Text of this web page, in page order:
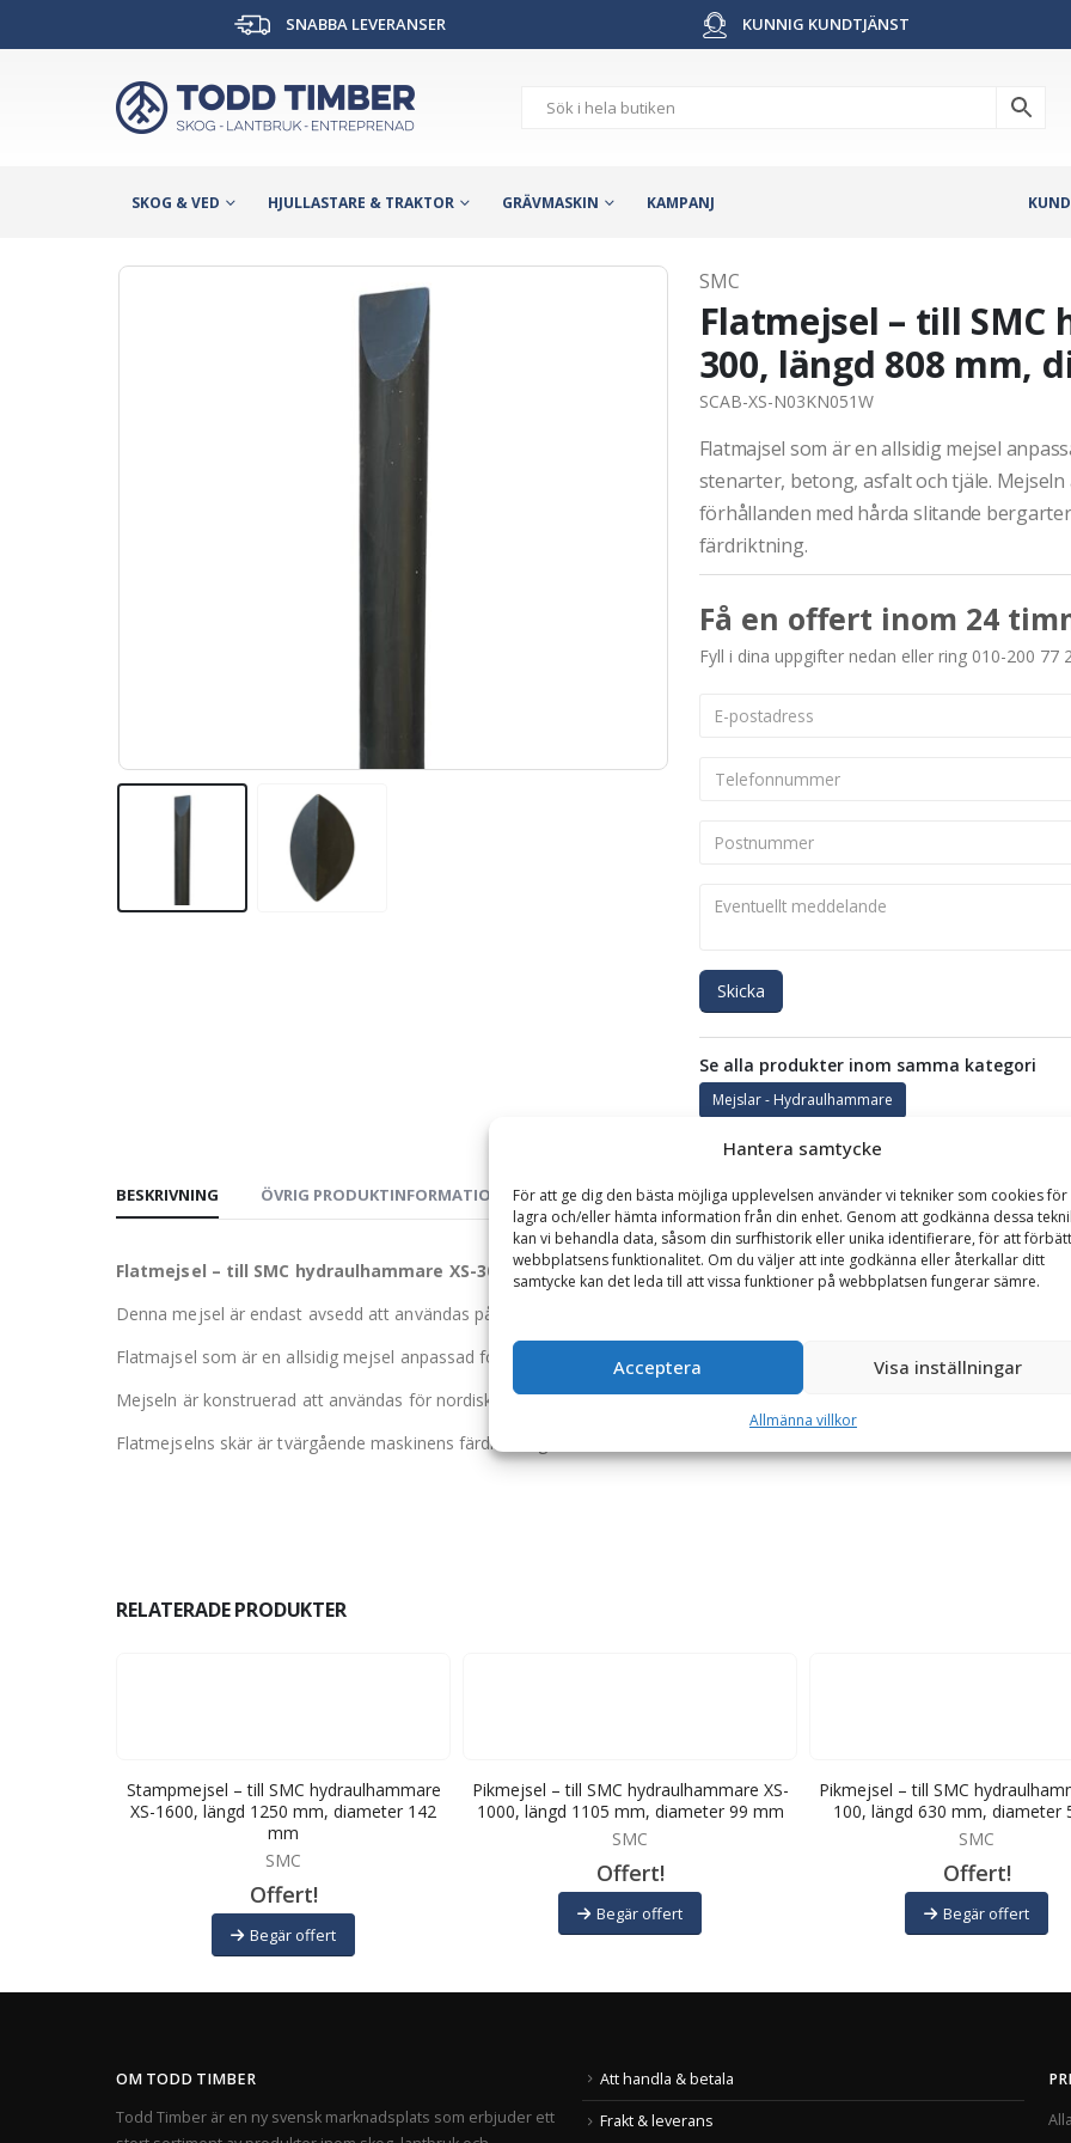
Hantera samtycke
För att ge dig den bästa möjliga upplevelsen använder vi tekniker som cookies
lagra och/eller hämta information från din enhet. Genom att godkänna dessa
kan vi behandla data, såsom din surfhistorik eller unika identifierare, för att
webbplatsens funktionalitet. Om du väljer att inte godkänna eller återkallar ditt
samtycke kan det leda till att vissa funktioner på webbplatsen fungerar sämre.
Acceptera Visa inställningar
Allmänna villkor
SNABBA LEVERANSER KUNNIG KUNDTJÄNST
SKOG & VED HJULLASTARE & TRAKTOR GRÄVMASKIN KAMPANJ
SMC
Flatmejsel – till SMC
300, längd 808 mm,
SCAB-XS-N03KN051W
Flatmajsel som är en allsidig mejsel
stenarter, betong, asfalt och tjäle.
förhållanden med hårda slitande
färdriktning.
Få en offert inom 24
Fyll i dina uppgifter nedan eller ring 010-200 77
Skicka
Se alla produkter inom samma kategori
Mejslar - Hydraulhammare
BESKRIVNING ÖVRIG PRODUKTINFORMATION GARANTI
Flatmejsel – till SMC hydraulhammare XS-300, längd 808 mm, diameter 70 mm
Denna mejsel är endast avsedd att användas på hydraulhammare av märket SMC.
Flatmajsel som är en allsidig mejsel anpassad för hårda material såsom knackning av olika stenarter, betong, asfalt och
Mejseln är konstruerad att användas för nordiska förhållanden med hårda slitande bergarter.
Flatmejselns skär är tvärgående maskinens färdriktning.
RELATERADE PRODUKTER
Stampmejsel – till SMC hydraulhammare
XS-1600, längd 1250 mm, diameter 142
mm
SMC
Offert!
Begär offert
Pikmejsel – till SMC hydraulhammare XS-
1000, längd 1105 mm, diameter 99 mm
SMC
Offert!
Begär offert
Pikmejsel – till SMC
100, längd 630 mm, diameter
SMC
Offert!
Begär offert
OM TODD TIMBER
Todd Timber är en ny svensk marknadsplats som erbjuder ett
Att handla & betala
Frakt & leverans